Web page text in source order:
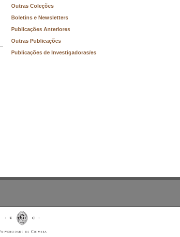
Outras Coleções
Boletins e Newsletters
Publicações Anteriores
Outras Publicações
Publicações de Investigadoras/es